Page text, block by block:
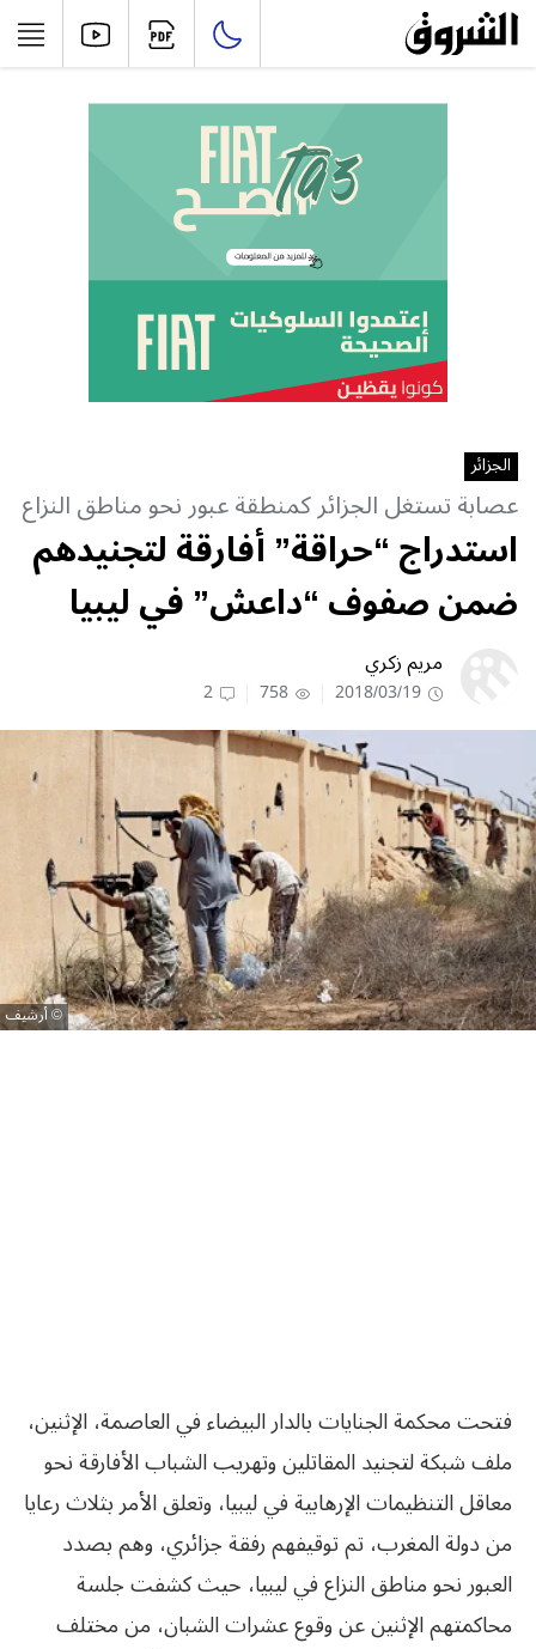
الجزائر
عصابة تستغل الجزائر كمنطقة عبور نحو مناطق النزاع
استدراج “حراقة” أفارقة لتجنيدهم
ضمن صفوف “داعش” في ليبيا
مريم زكري
2018/03/19
758
2
أرشيف
فتحت محكمة الجنايات بالدار البيضاء في العاصمة، الإثنين،
ملف شبكة لتجنيد المقاتلين وتهريب الشباب الأفارقة نحو
معاقل التنظيمات الإرهابية في ليبيا، وتعلق الأمر بثلاث رعايا
من دولة المغرب، تم توقيفهم رفقة جزائري، وهم بصدد
العبور نحو مناطق النزاع في ليبيا، حيث كشفت جلسة
محاكمتهم الإثنين عن وقوع عشرات الشبان، من مختلف